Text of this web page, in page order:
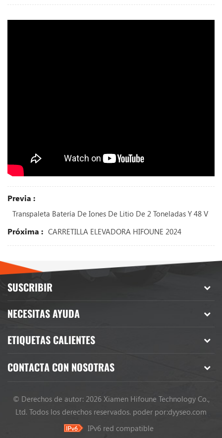
Previa :
Transpaleta Batería De Iones De Litio De 2 Toneladas Y 48 V
Próxima : CARRETILLA ELEVADORA HIFOUNE 2024
SUSCRIBIR
NECESITAS AYUDA
ETIQUETAS CALIENTES
CONTACTA CON NOSOTRAS
© Derechos de autor: 2026 Xiamen Hifoune Technology Co.,
Ltd. Todos los derechos reservados. poder por:dyyseo.com
IPv6 red compatible